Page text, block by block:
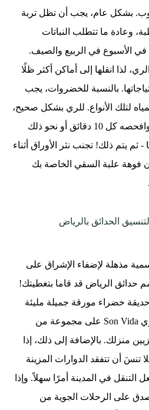
بشكل عام، يجب أن تظل تربة
وعادة ما تتطلب النباتات
في الأسبوع في الربيع والصيف.
لذا انقلها إلى أماكن أكثر ظلًا
بالنسبة للخضروات، يجب
المياه لتلك الأنواع. للري بشكل صحيح،
اترك نباتك يجلس في الماء وافحصه كل 10 دقائق أو نحو ذلك
يتم ذلك! تجنب نثر الأوراق أثناء
فوهة علبة السقي الخاصة بك
الحدائق بالرياض
مذهلة لإضفاء الإشراق على
حدائق الرياض قد قاما بتغطيتك!
خضراء مورقة جميلة مليئة
بالهدوء والسكينة، بينما يحتوي Son Vida على مجموعة من
منزلك. بالإضافة إلى ذلك، إذا
تنسَ أن تتفقد الدوارات المزينة
في المدينة أمرًا سهلاً. وإذا
على الرحلات الجوية من